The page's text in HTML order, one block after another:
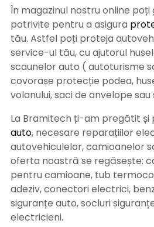
În magazinul nostru online
potrivite pentru a asigura
tău. Astfel poți proteja
service-ul tău, cu ajutorul
scaunelor auto ( autoturisme
covorașe protecție podea,
volanului, saci de anvelope sau
La Bramitech ți-am pregătit și
auto, necesare reparațiilor
autovehiculelor, camioanelor
oferta noastră se regăsește:
pentru camioane, tub
adeziv, conectori electrici,
siguranțe auto, socluri
electricieni.